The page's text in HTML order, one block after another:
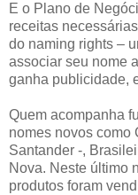
E o Plano de
receitas
do naming rights –
associar seu nome
ganha publicidade,
Quem acompanha
nomes novos como
Santander -,
Nova. Neste último
produtos foram